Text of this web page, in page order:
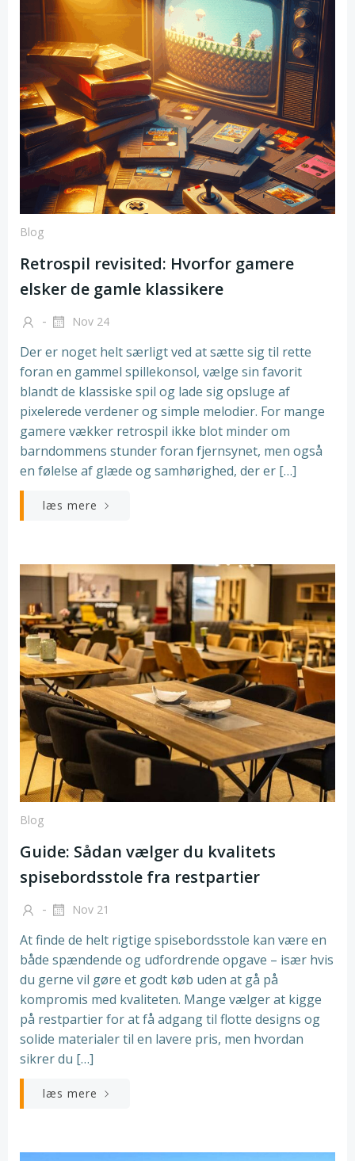
Blog
Retrospil revisited: Hvorfor gamere
elsker de gamle klassikere
- Nov 24
Der er noget helt særligt ved at sætte sig til rette
foran en gammel spillekonsol, vælge sin favorit
blandt de klassiske spil og lade sig opsluge af
pixelerede verdener og simple melodier. For mange
gamere vækker retrospil ikke blot minder om
barndommens stunder foran fjernsynet, men også
en følelse af glæde og samhørighed, der er […]
læs mere
Blog
Guide: Sådan vælger du kvalitets
spisebordsstole fra restpartier
- Nov 21
At finde de helt rigtige spisebordsstole kan være en
både spændende og udfordrende opgave – især hvis
du gerne vil gøre et godt køb uden at gå på
kompromis med kvaliteten. Mange vælger at kigge
på restpartier for at få adgang til flotte designs og
solide materialer til en lavere pris, men hvordan
sikrer du […]
læs mere